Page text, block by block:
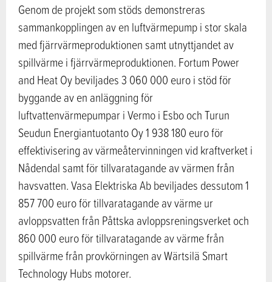
Genom de projekt som stöds demonstreras
sammankopplingen av en luftvärmepump i stor skala
med fjärrvärmeproduktionen samt utnyttjandet av
spillvärme i fjärrvärmeproduktionen. Fortum Power
and Heat Oy beviljades 3 060 000 euro i stöd för
byggande av en anläggning för
luftvattenvärmepumpar i Vermo i Esbo och Turun
Seudun Energiantuotanto Oy 1 938 180 euro för
effektivisering av värmeåtervinningen vid kraftverket i
Nådendal samt för tillvaratagande av värmen från
havsvatten. Vasa Elektriska Ab beviljades dessutom 1
857 700 euro för tillvaratagande av värme ur
avloppsvatten från Påttska avloppsreningsverket och
860 000 euro för tillvaratagande av värme från
spillvärme från provkörningen av Wärtsilä Smart
Technology Hubs motorer.